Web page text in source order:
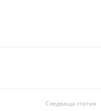
Следваща статия